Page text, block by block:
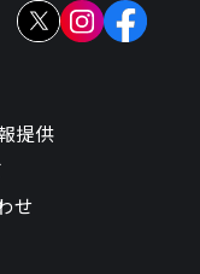
提供
せ